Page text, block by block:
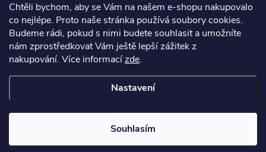
Chtěli bychom, aby se Vám na našem e-shopu nakupovalo
co nejlépe. Proto naše stránka používá soubory cookies.
Budeme rádi, pokud s nimi budete souhlasit a umožníte
nám zprostředkovat Vám ještě lepší zážitek z
nakupování. Více informacízde.
Nastavení
Souhlasím